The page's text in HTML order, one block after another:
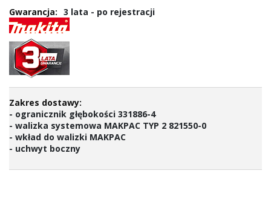
3 lata - po rejestracji
- ogranicznik głębokości 331886-4
- walizka systemowa MAKPAC TYP 2 821550-0
- wkład do walizki MAKPAC
- uchwyt boczny